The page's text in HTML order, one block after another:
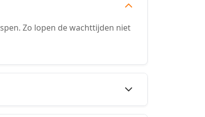
Zo lopen de wachttijden niet